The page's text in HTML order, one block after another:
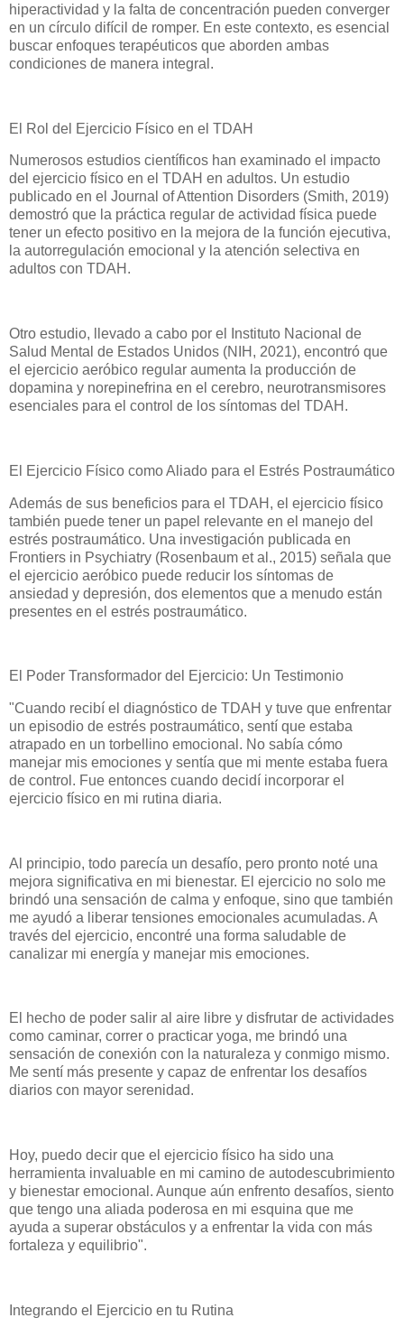
hiperactividad y la falta de concentración pueden converger
en un círculo difícil de romper. En este contexto, es esencial
buscar enfoques terapéuticos que aborden ambas
condiciones de manera integral.
El Rol del Ejercicio Físico en el TDAH
Numerosos estudios científicos han examinado el impacto
del ejercicio físico en el TDAH en adultos. Un estudio
publicado en el Journal of Attention Disorders (Smith, 2019)
demostró que la práctica regular de actividad física puede
tener un efecto positivo en la mejora de la función ejecutiva,
la autorregulación emocional y la atención selectiva en
adultos con TDAH.
Otro estudio, llevado a cabo por el Instituto Nacional de
Salud Mental de Estados Unidos (NIH, 2021), encontró que
el ejercicio aeróbico regular aumenta la producción de
dopamina y norepinefrina en el cerebro, neurotransmisores
esenciales para el control de los síntomas del TDAH.
El Ejercicio Físico como Aliado para el Estrés Postraumático
Además de sus beneficios para el TDAH, el ejercicio físico
también puede tener un papel relevante en el manejo del
estrés postraumático. Una investigación publicada en
Frontiers in Psychiatry (Rosenbaum et al., 2015) señala que
el ejercicio aeróbico puede reducir los síntomas de
ansiedad y depresión, dos elementos que a menudo están
presentes en el estrés postraumático.
El Poder Transformador del Ejercicio: Un Testimonio
"Cuando recibí el diagnóstico de TDAH y tuve que enfrentar
un episodio de estrés postraumático, sentí que estaba
atrapado en un torbellino emocional. No sabía cómo
manejar mis emociones y sentía que mi mente estaba fuera
de control. Fue entonces cuando decidí incorporar el
ejercicio físico en mi rutina diaria.
Al principio, todo parecía un desafío, pero pronto noté una
mejora significativa en mi bienestar. El ejercicio no solo me
brindó una sensación de calma y enfoque, sino que también
me ayudó a liberar tensiones emocionales acumuladas. A
través del ejercicio, encontré una forma saludable de
canalizar mi energía y manejar mis emociones.
El hecho de poder salir al aire libre y disfrutar de actividades
como caminar, correr o practicar yoga, me brindó una
sensación de conexión con la naturaleza y conmigo mismo.
Me sentí más presente y capaz de enfrentar los desafíos
diarios con mayor serenidad.
Hoy, puedo decir que el ejercicio físico ha sido una
herramienta invaluable en mi camino de autodescubrimiento
y bienestar emocional. Aunque aún enfrento desafíos, siento
que tengo una aliada poderosa en mi esquina que me
ayuda a superar obstáculos y a enfrentar la vida con más
fortaleza y equilibrio".
Integrando el Ejercicio en tu Rutina